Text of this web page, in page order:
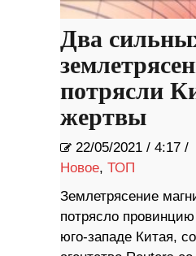
Два
потрясли
жертвы
22/05/2021 / 4:17 /
Новое, ТОП
Землетрясение
потрясло
юго-западе Китая,